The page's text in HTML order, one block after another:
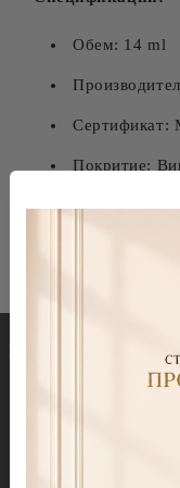
Обем: 14 ml
Сертификат:
Покритие:
Носка: До 3
Гел лакове
Колекция Spectrum
Колекция Spectrum